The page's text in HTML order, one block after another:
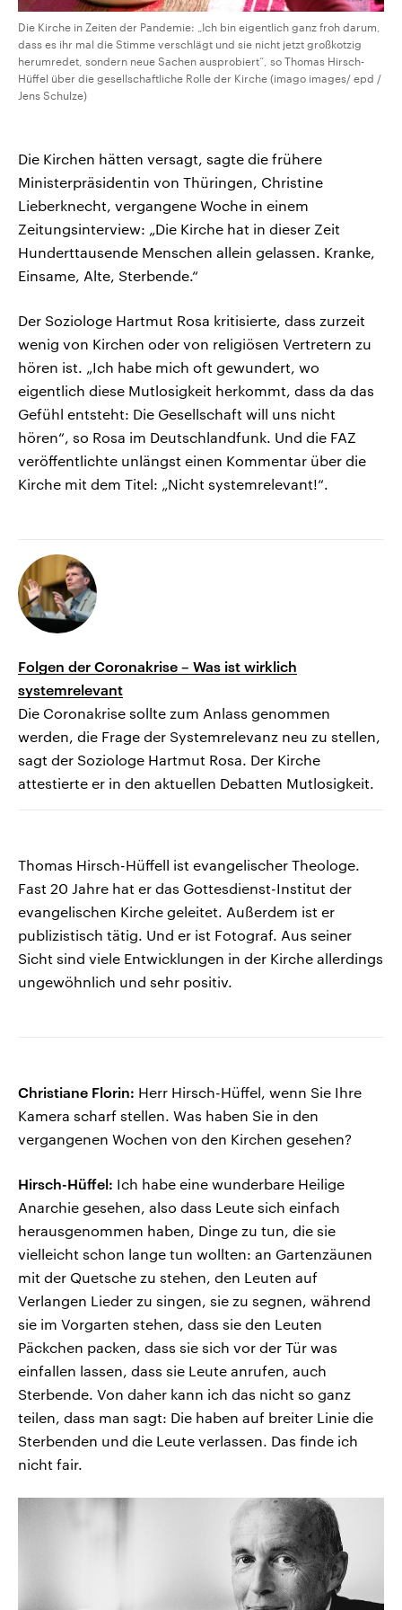
Die Kirche in Zeiten der Pandemie: „Ich bin eigentlich ganz froh darum,
dass es ihr mal die Stimme verschlägt und sie nicht jetzt großkotzig
herumredet, sondern neue Sachen ausprobiert“, so Thomas Hirsch-
Hüffel über die gesellschaftliche Rolle der Kirche (imago images/ epd /
Jens Schulze)
Die Kirchen hätten versagt, sagte die frühere
Ministerpräsidentin von Thüringen, Christine
Lieberknecht, vergangene Woche in einem
Zeitungsinterview: „Die Kirche hat in dieser Zeit
Hunderttausende Menschen allein gelassen. Kranke,
Einsame, Alte, Sterbende.“
Der Soziologe Hartmut Rosa kritisierte, dass zurzeit
wenig von Kirchen oder von religiösen Vertretern zu
hören ist. „Ich habe mich oft gewundert, wo
eigentlich diese Mutlosigkeit herkommt, dass da das
Gefühl entsteht: Die Gesellschaft will uns nicht
hören“, so Rosa im Deutschlandfunk. Und die FAZ
veröffentlichte unlängst einen Kommentar über die
Kirche mit dem Titel: „Nicht systemrelevant!“.
Folgen der Coronakrise – Was ist wirklich
systemrelevant
Die Coronakrise sollte zum Anlass genommen
werden, die Frage der Systemrelevanz neu zu stellen,
sagt der Soziologe Hartmut Rosa. Der Kirche
attestierte er in den aktuellen Debatten Mutlosigkeit.
Thomas Hirsch-Hüffell ist evangelischer Theologe.
Fast 20 Jahre hat er das Gottesdienst-Institut der
evangelischen Kirche geleitet. Außerdem ist er
publizistisch tätig. Und er ist Fotograf. Aus seiner
Sicht sind viele Entwicklungen in der Kirche allerdings
ungewöhnlich und sehr positiv.
Christiane Florin: Herr Hirsch-Hüffel, wenn Sie Ihre
Kamera scharf stellen. Was haben Sie in den
vergangenen Wochen von den Kirchen gesehen?
Hirsch-Hüffel: Ich habe eine wunderbare Heilige
Anarchie gesehen, also dass Leute sich einfach
herausgenommen haben, Dinge zu tun, die sie
vielleicht schon lange tun wollten: an Gartenzäunen
mit der Quetsche zu stehen, den Leuten auf
Verlangen Lieder zu singen, sie zu segnen, während
sie im Vorgarten stehen, dass sie den Leuten
Päckchen packen, dass sie sich vor der Tür was
einfallen lassen, dass sie Leute anrufen, auch
Sterbende. Von daher kann ich das nicht so ganz
teilen, dass man sagt: Die haben auf breiter Linie die
Sterbenden und die Leute verlassen. Das finde ich
nicht fair.